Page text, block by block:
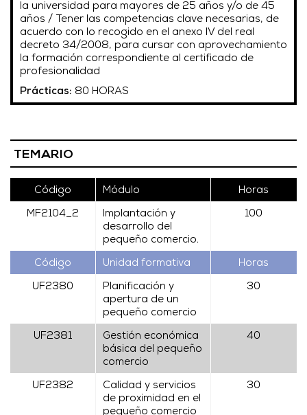
la universidad para mayores de 25 años y/o de 45
años / Tener las competencias clave necesarias, de
acuerdo con lo recogido en el anexo IV del real
decreto 34/2008, para cursar con aprovechamiento
la formación correspondiente al certificado de
profesionalidad
Prácticas: 80 HORAS
TEMARIO
Código Módulo Horas
MF2104_2
Implantación y
desarrollo del
pequeño comercio.
100
Código Unidad formativa Horas
UF2380
Planificación y
apertura de un
pequeño comercio
30
UF2381
Gestión económica
básica del pequeño
comercio
40
UF2382
Calidad y servicios
de proximidad en el
pequeño comercio
30